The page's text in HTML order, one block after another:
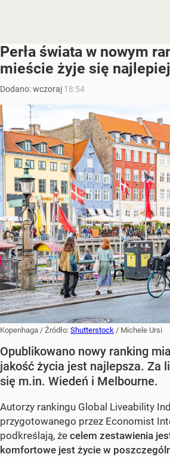
Perła świata w nowym
mieście żyje się najlepiej
Dodano:wczoraj 18:54
Kopenhaga / Źródło: Shutterstock / Michele Ursi
Opublikowano nowy ranking
jakość życia jest najlepsza. Za
się m.in. Wiedeń i Melbourne.
Autorzy rankingu Global Liveability
przygotowanego przez Economist
podkreślają, że celem zestawienia
komfortowe jest życie w